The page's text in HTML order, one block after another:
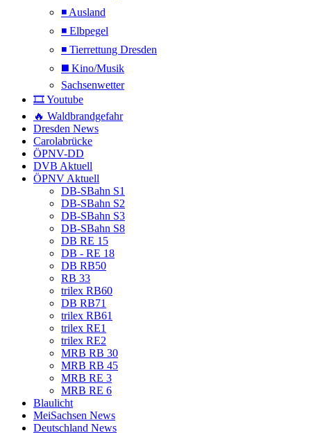
◾ Ausland
◾ Elbpegel
◾ Tierrettung Dresden
◼️ Kino/Musik
Sachsenwetter
🎞️ Youtube
🔥 Waldbrandgefahr
Dresden News
Carolabrücke
ÖPNV-DD
DVB Aktuell
ÖPNV Aktuell
DB-SBahn S1
DB-SBahn S2
DB-SBahn S3
DB-SBahn S8
DB RE 15
DB - RE 18
DB RB50
RB 33
trilex RB60
DB RB71
trilex RB61
trilex RE1
trilex RE2
MRB RB 30
MRB RB 45
MRB RE 3
MRB RE 6
Blaulicht
MeiSachsen News
Deutschland News